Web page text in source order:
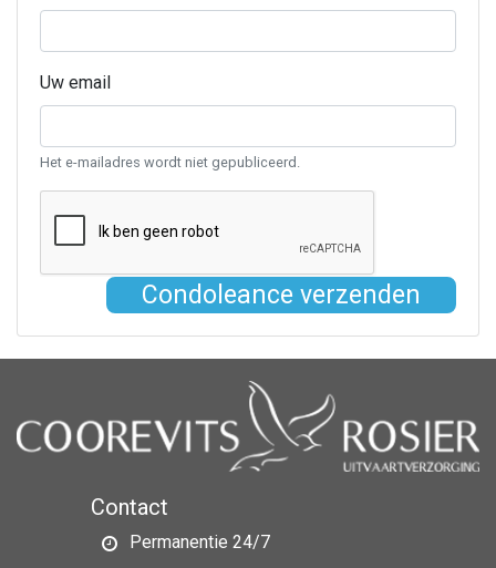
Uw email
Het e-mailadres wordt niet gepubliceerd.
Condoleance verzenden
Contact
Permanentie 24/7